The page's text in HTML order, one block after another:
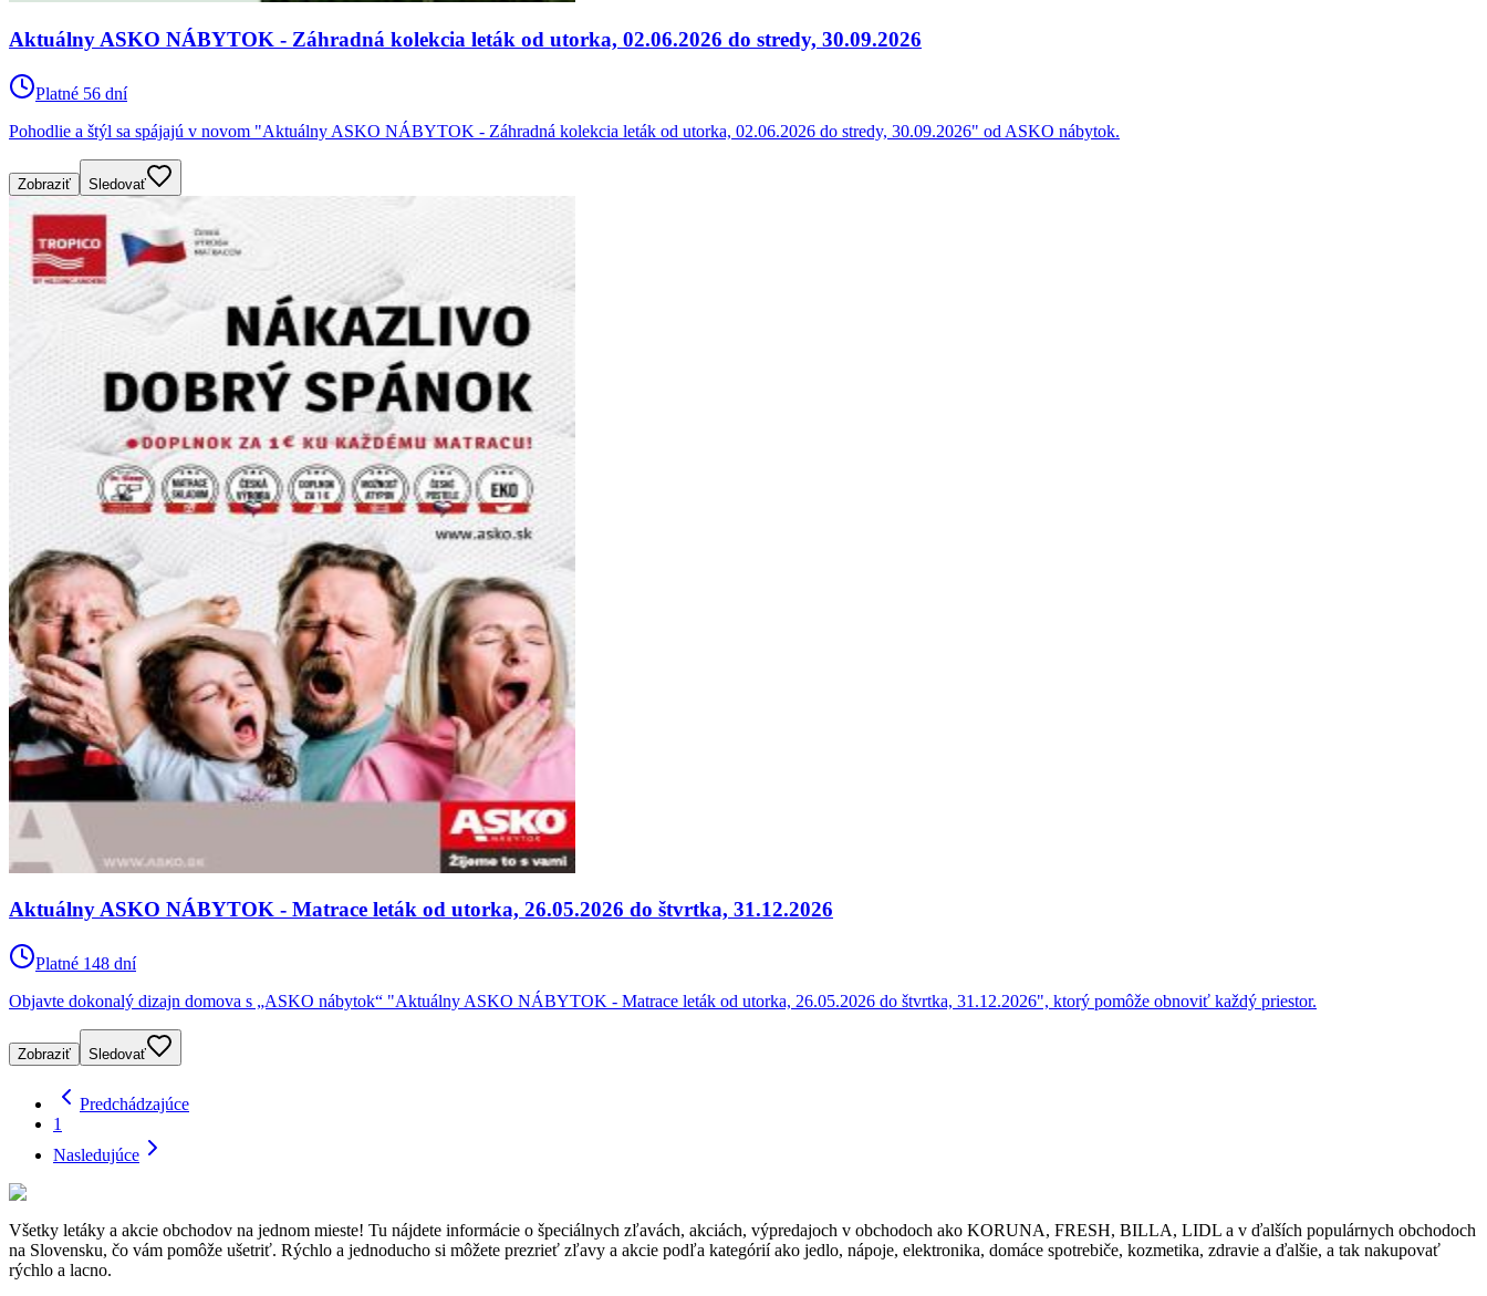
Aktuálny ASKO NÁBYTOK - Záhradná kolekcia leták od utorka, 02.06.2026 do stredy, 30.09.2026
Platné 56 dní
Pohodlie a štýl sa spájajú v novom "Aktuálny ASKO NÁBYTOK - Záhradná kolekcia leták od utorka, 02.06.2026 do stredy, 30.09.2026" od ASKO nábytok.
Zobraziť Sledovať
Aktuálny ASKO NÁBYTOK - Matrace leták od utorka, 26.05.2026 do štvrtka, 31.12.2026
Platné 148 dní
Objavte dokonalý dizajn domova s „ASKO nábytok“ "Aktuálny ASKO NÁBYTOK - Matrace leták od utorka, 26.05.2026 do štvrtka, 31.12.2026", ktorý pomôže obnoviť každý priestor.
Zobraziť Sledovať
Predchádzajúce
1
Nasledujúce
Všetky letáky a akcie obchodov na jednom mieste! Tu nájdete informácie o špeciálnych zľavách, akciách, výpredajoch v obchodoch ako KORUNA, FRESH, BILLA, LIDL a v ďalších populárnych obchodoch
na Slovensku, čo vám pomôže ušetriť. Rýchlo a jednoducho si môžete prezrieť zľavy a akcie podľa kategórií ako jedlo, nápoje, elektronika, domáce spotrebiče, kozmetika, zdravie a ďalšie, a tak nakupovať
rýchlo a lacno.